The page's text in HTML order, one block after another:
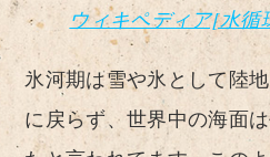
ウィキペディア[水循
氷河期は雪や氷として陸
に戻らず、世界中の海面